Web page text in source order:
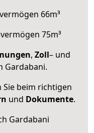
66m³
75m³
, Zoll– und
Gardabani.
beim richtigen
und Dokumente.
Gardabani